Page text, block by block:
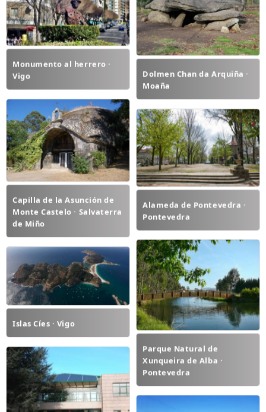
Monumento al herrero ·
Vigo
Dolmen Chan da Arquiña ·
Moaña
Capilla de la Asunción de
Monte Castelo · Salvaterra
de Miño
Alameda de Pontevedra ·
Pontevedra
Parque Natural de
Xunqueira de Alba ·
Pontevedra
Islas Cíes · Vigo